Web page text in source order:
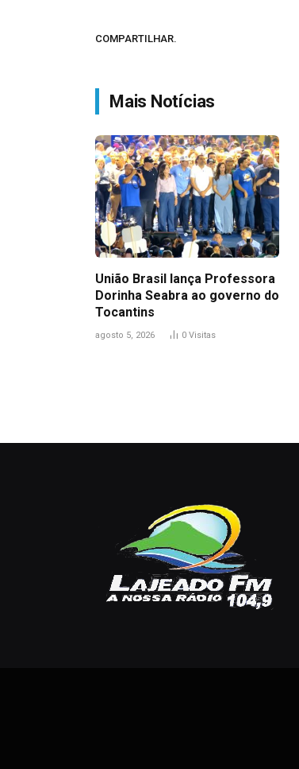
COMPARTILHAR.
Mais Notícias
União Brasil lança Professora
Dorinha Seabra ao governo do
Tocantins
agosto 5, 2026 0 Visitas